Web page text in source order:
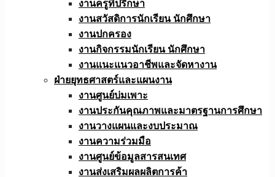
งานครูที่ปรึกษา
งานสวัสดิการนักเรียน นักศึกษา
งานปกครอง
งานกิจกรรมนักเรียน นักศึกษา
งานแนะแนวอาชีพและจัดหางาน
ฝ่ายยุทธศาสตร์และแผนงาน
งานศูนย์บ่มเพาะ
งานประกันคุณภาพและมาตรฐานการศึกษา
งานวางแผนและงบประมาณ
งานความร่วมมือ
งานศูนย์ข้อมูลสารสนเทศ
งานส่งเสริมผลผลิตการค้า